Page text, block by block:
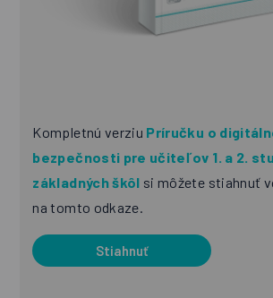
Kompletnú verziu Príručku o
bezpečnosti pre učiteľov 1. a 2.
základných škôl si môžete stiahnuť
na tomto odkaze.
Stiahnuť